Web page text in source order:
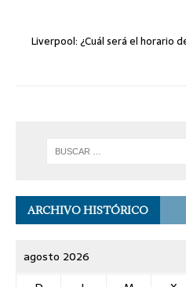
Liverpool: ¿Cuál será el horario
ARCHIVO HISTÓRICO
agosto 2026